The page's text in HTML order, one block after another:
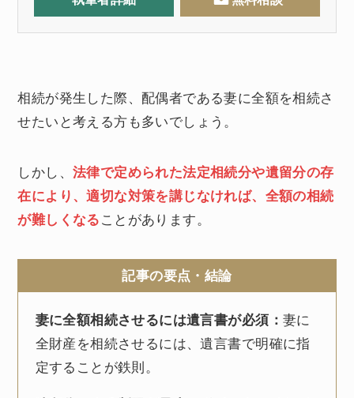
相続が発生した際、配偶者である妻に全額を相続さ
せたいと考える方も多いでしょう。
しかし、法律で定められた法定相続分や遺留分の存
在により、適切な対策を講じなければ、全額の相続
が難しくなる ことがあります。
記事の要点・結論
妻に全額相続させるには遺言書が必須： 妻に
全財産を相続させるには、遺言書で明確に指
定することが鉄則。